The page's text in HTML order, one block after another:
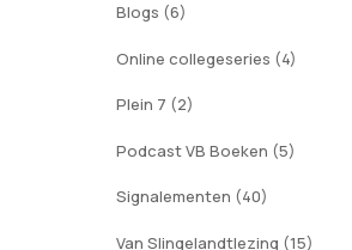
Blogs (6)
Online collegeseries (4)
Plein 7 (2)
Podcast VB Boeken (5)
Signalementen (40)
Van Slingelandtlezing (15)